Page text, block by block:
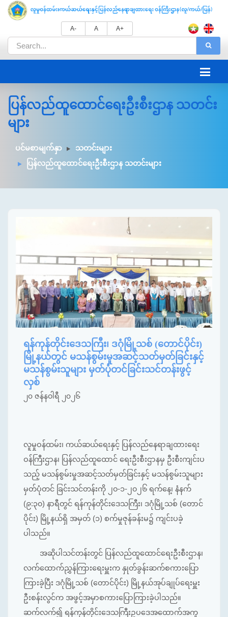
A- A A+
ပြန်လည်ထူထောင်ရေးဦးစီးဌာန သတင်း
များ
ပင်မစာမျက်နှာ
သတင်းများ
ပြန်လည်ထူထောင်ရေးဦးစီးဌာန သတင်းများ
ရန်ကုန်တိုင်းဒေသကြီး၊ ဒဂုံမြို့သစ် (တောင်ပိုင်း)
မြို့နယ်တွင် မသန်စွမ်းမှုအဆင့်သတ်မှတ်ခြင်းနှင့်
မသန်စွမ်းသူများ မှတ်ပုံတင်ခြင်းသင်တန်းဖွင့်
လှစ်
၂၀ ဇန်နဝါရီ ၂၀၂၆
လူမှုဝန်ထမ်း၊ ကယ်ဆယ်ရေးနှင့် ပြန်လည်နေရာချထားရေး
ဝန်ကြီးဌာန၊ ပြန်လည်ထူထောင် ရေးဦးစီးဌာနမှ ဦးစီးကျင်းပ
သည့် မသန်စွမ်းမှုအဆင့်သတ်မှတ်ခြင်းနှင့် မသန်စွမ်းသူများ
မှတ်ပုံတင် ခြင်းသင်တန်းကို ၂၀-၁-၂၀၂၆ ရက်နေ့၊ နံနက်
(၉:၃၀) နာရီတွင် ရန်ကုန်တိုင်းဒေသကြီး၊ ဒဂုံမြို့သစ် (တောင်
ပိုင်း) မြို့နယ်ရှိ အမှတ် (၁) စက်မှုဇုန်ခန်းမ၌ ကျင်းပခဲ့
ပါသည်။
အဆိုပါသင်တန်းတွင် ပြန်လည်ထူထောင်ရေးဦးစီးဌာန၊
လက်ထောက်ညွှန်ကြားရေးမှူးက နှုတ်ခွန်းဆက်စကားပြော
ကြားခဲ့ပြီး ဒဂုံမြို့သစ် (တောင်ပိုင်း) မြို့နယ်အုပ်ချုပ်ရေးမှူး
ဦးစန်းလွင်က အဖွင့်အမှာစကားပြောကြားခဲ့ပါသည်။
ဆက်လက်၍ ရန်ကုန်တိုင်းဒေသကြီးဥပဒေအထောက်အကူ